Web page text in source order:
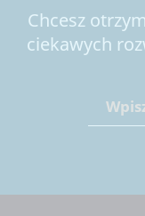
Chcesz
ciekawych